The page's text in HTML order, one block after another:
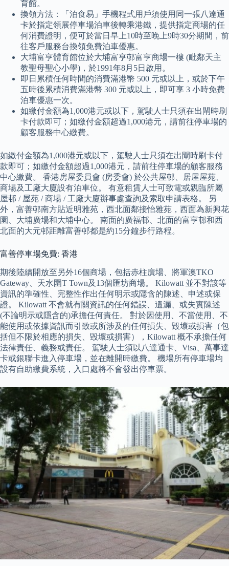
育館。
換領方法：「泊食易」手機程式用戶須使用同一張八達通
卡於指定領展停車場泊車後轉乘港鐵，提供指定商場的任
何消費證明，便可於當日早上10時至晚上9時30分期間，前
往客戶服務台換領免費泊車優惠。
大埔富亨體育館位於大埔富亨邨富亨商場一樓 (毗鄰天主
教聖母聖心小學)，於1991年8月5日啟用。
即日累積任何時間的消費滿港幣 500 元或以上，或於下午
五時後累積消費滿港幣 300 元或以上，即可享 3 小時免費
泊車優惠一次。
如繳付金額為1,000港元或以下，駕駛人士只須在出閘時刷
卡付款即可；如繳付金額超過1,000港元，請前往停車場的
顧客服務中心繳費。
如繳付金額為1,000港元或以下，駕駛人士只須在出閘時刷卡付
款即可；如繳付金額超過1,000港元，請前往停車場的顧客服務
中心繳費。 香港房屋委員會 (房委會) 於公共屋邨、居屋屋苑、
商場及工廠大廈設有泊車位。 有意租賃人士可致電或親臨所屬
屋邨 / 屋苑 / 商場 / 工廠大廈辦事處查詢及索取申請表格。 另
外，富善邨南方貼近明雅苑，西北面鄰接怡雅苑，西面為新興花
園、大埔廣場和大埔中心。 南面的廣福邨、北面的富亨邨和西
北面的大元邨距離富善邨都是約15分鐘步行路程。
富善停車場免費: 香港
期後陸續開放至另外16個商場，包括赤柱廣場、將軍澳TKO
Gateway、天水圍T Town及13個匯坊商場。 Kilowatt 並不對該等
資訊的準確性、完整性作出任何明示或隱含的陳述、申述或保
證。 Kilowatt 不會就有關資訊的任何錯誤、遺漏、或失實陳述
(不論明示或隱含的)承擔任何責任。 對於因使用、不當使用、不
能使用或依據資訊而引致或所涉及的任何損失、毀壞或損害（包
括但不限於相應的損失、毀壞或損害），Kilowatt 概不承擔任何
法律責任、義務或責任。 駕駛人士須以八達通卡、Visa、萬事達
卡或銀聯卡進入停車場，並在離開時繳費。 機場所有停車場均
設有自助繳費系統，入口處將不會發出停車票。